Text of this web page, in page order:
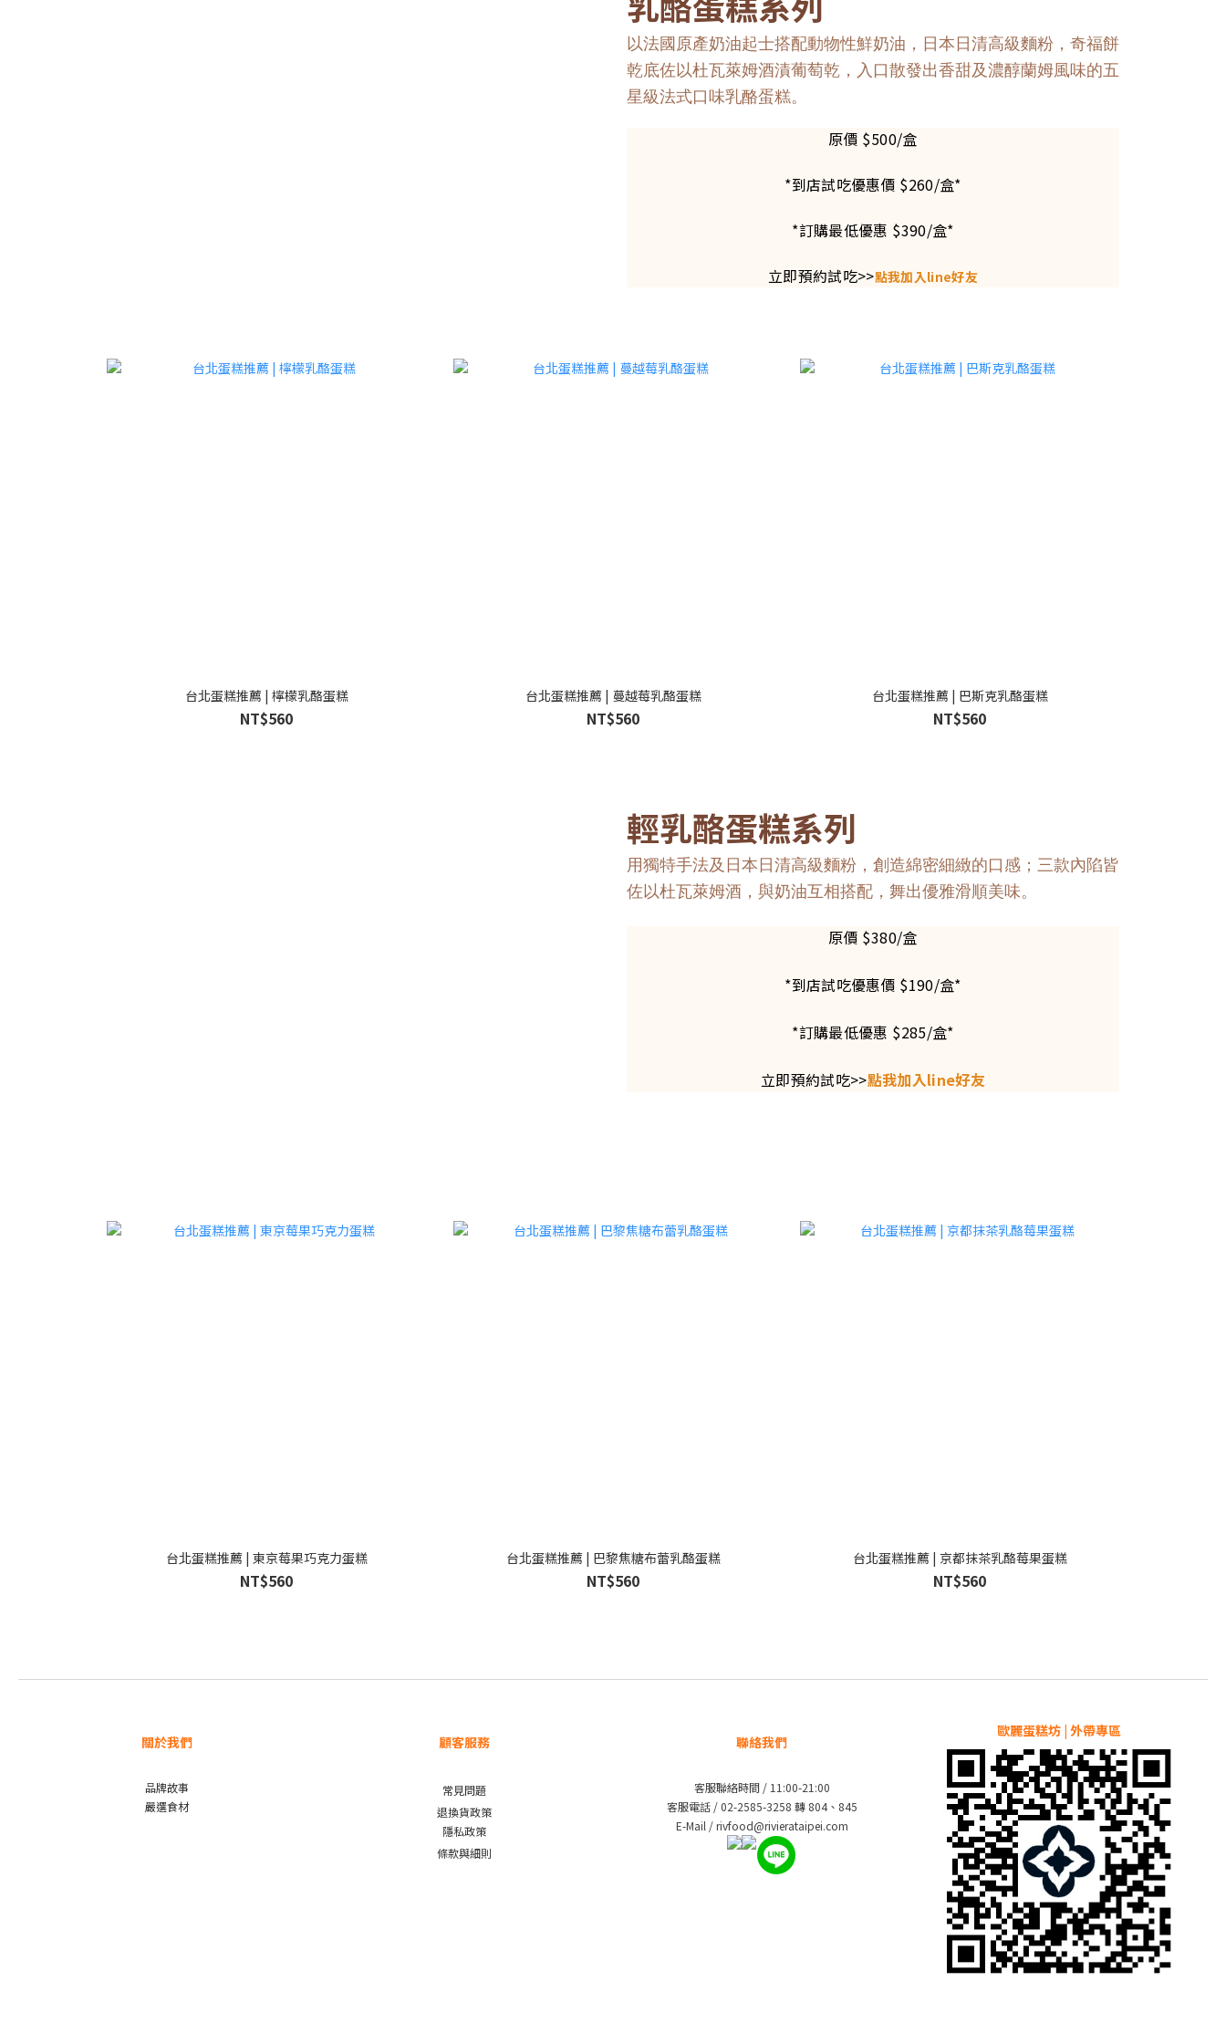
以法國原產奶油起士搭配動物性鮮奶油，日本日清高級麵粉，奇福餅
乾底佐以杜瓦萊姆酒漬葡萄乾，入口散發出香甜及濃醇蘭姆風味的五
星級法式口味乳酪蛋糕。
原價 $500/盒
*到店試吃優惠價 $260/盒*
*訂購最低優惠 $390/盒*
立即預約試吃>>點我加入line好友
台北蛋糕推薦 | 檸檬乳酪蛋糕
NT$560
台北蛋糕推薦 | 蔓越莓乳酪蛋糕
NT$560
台北蛋糕推薦 | 巴斯克乳酪蛋糕
NT$560
輕乳酪蛋糕系列
用獨特手法及日本日清高級麵粉，創造綿密細緻的口感；三款內陷皆
佐以杜瓦萊姆酒，與奶油互相搭配，舞出優雅滑順美味。
原價 $380/盒
*到店試吃優惠價 $190/盒*
*訂購最低優惠 $285/盒*
立即預約試吃>>點我加入line好友
台北蛋糕推薦 | 東京莓果巧克力蛋糕
NT$560
台北蛋糕推薦 | 巴黎焦糖布蕾乳酪蛋糕
NT$560
台北蛋糕推薦 | 京都抹茶乳酪莓果蛋糕
NT$560
關於我們
品牌故事
嚴選食材
顧客服務
常見問題
退換貨政策
隱私政策
條款與細則
聯絡我們
客服聯絡時間 / 11:00-21:00
客服電話 / 02-2585-3258 轉 804、845
E-Mail / rivfood@rivierataipei.com
歐麗蛋糕坊 | 外帶專區